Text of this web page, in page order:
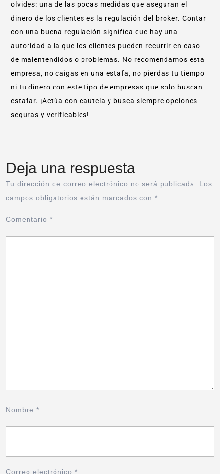
olvides: una de las pocas medidas que aseguran el
dinero de los clientes es la regulación del broker. Contar
con una buena regulación significa que hay una
autoridad a la que los clientes pueden recurrir en caso
de malentendidos o problemas. No recomendamos esta
empresa, no caigas en una estafa, no pierdas tu tiempo
ni tu dinero con este tipo de empresas que solo buscan
estafar. ¡Actúa con cautela y busca siempre opciones
seguras y verificables!
Deja una respuesta
Tu dirección de correo electrónico no será publicada. Los
campos obligatorios están marcados con *
Comentario *
Nombre *
Correo electrónico *